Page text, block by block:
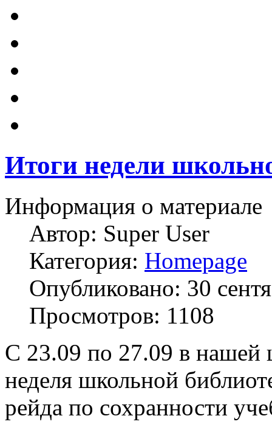
Итоги недели
Информация о материале
Автор: Super User
Категория: Homepage
Опубликовано: 30
Просмотров: 1108
С 23.09 по 27.09 в нашей
неделя школьной
рейда по сохранности